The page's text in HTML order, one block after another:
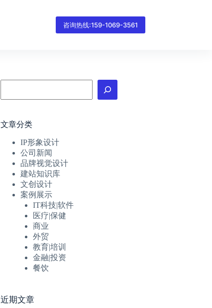
咨询热线:159-1069-3561
文章分类
IP形象设计
公司新闻
品牌视觉设计
建站知识库
文创设计
案例展示
IT科技|软件
医疗|保健
商业
外贸
教育|培训
金融|投资
餐饮
近期文章